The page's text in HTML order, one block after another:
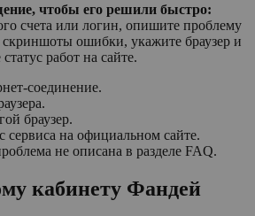
чтобы его решили быстро:
счета или логин, опишите проблему
ошибки, укажите браузер и
работ на сайте.
соединение.
браузер.
сервиса на официальном сайте.
не описана в разделе FAQ.
кабинету Фандей